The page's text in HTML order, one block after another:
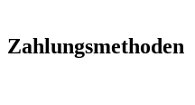
Zahlungsmethoden